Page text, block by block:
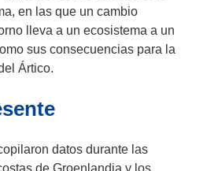
á
e
n
r
á
e
u
en las que un cambio
lleva a un ecosistema a un
sus consecuencias para la
Ártico.
datos durante las
de Groenlandia y los